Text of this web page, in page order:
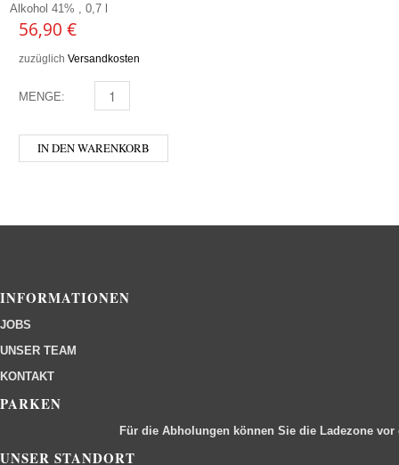
Alkohol 41% , 0,7 l
56,90 €
zuzüglich Versandkosten
MENGE: SLYRS - RYE MENGE
IN DEN WARENKORB
INFORMATIONEN
JOBS
UNSER TEAM
KONTAKT
PARKEN
Für die Abholungen können Sie die Ladezone
UNSER STANDORT